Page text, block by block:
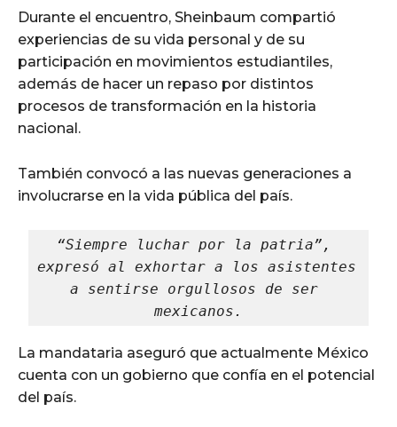
Durante el encuentro, Sheinbaum compartió
experiencias de su vida personal y de su
participación en movimientos estudiantiles,
además de hacer un repaso por distintos
procesos de transformación en la historia
nacional.
También convocó a las nuevas generaciones a
involucrarse en la vida pública del país.
“Siempre luchar por la patria”,
expresó al exhortar a los asistentes
a sentirse orgullosos de ser
mexicanos.
La mandataria aseguró que actualmente México
cuenta con un gobierno que confía en el potencial
del país.